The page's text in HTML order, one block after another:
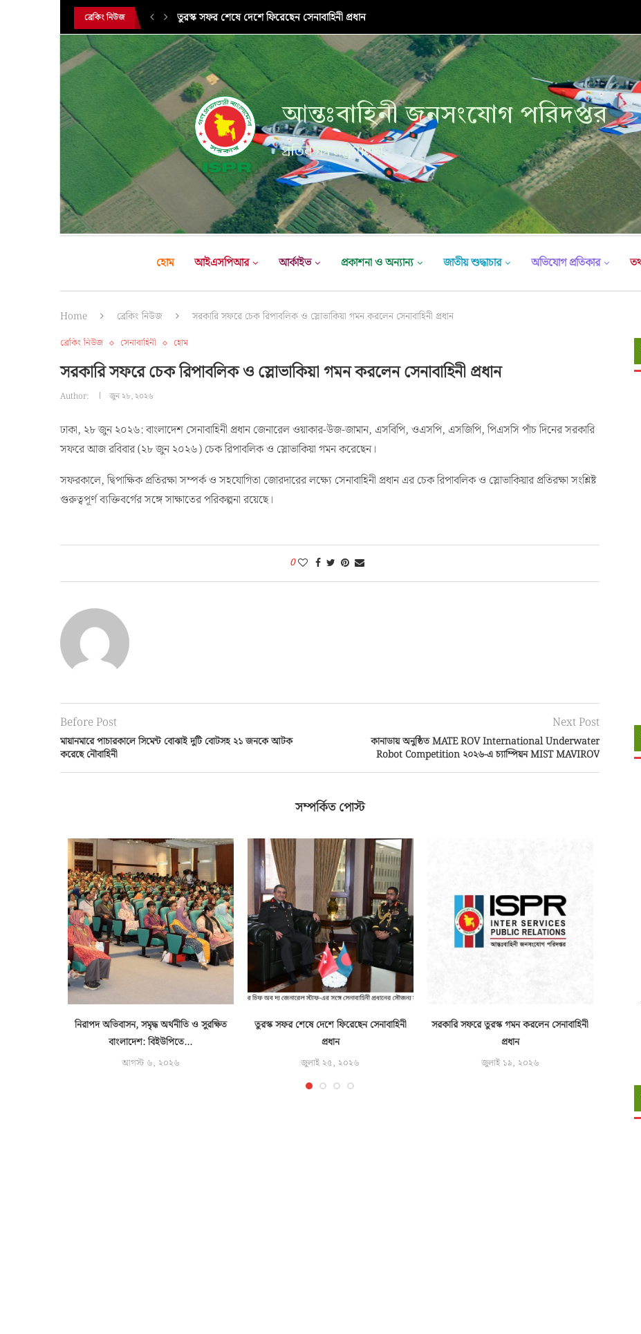
ব্রেকিং নিউজ তুরস্ক সফর শেষে দেশে ফিরেছেন সেনাবাহিনী প্রধান
আন্তঃবাহিনী জনসংযোগ পরিদপ্তর
প্রতিরক্ষা মন্ত্রণালয়
হোম আইএসপিআর আর্কাইভ প্রকাশনা ও অন্যান্য জাতীয় শুদ্ধাচার অভিযোগ প্রতিকার
Home ব্রেকিং নিউজ সরকারি সফরে চেক রিপাবলিক ও স্লোভাকিয়া গমন করলেন সেনাবাহিনী প্রধান
ব্রেকিং নিউজ সেনাবাহিনী হোম
সরকারি সফরে চেক রিপাবলিক ও স্লোভাকিয়া গমন করলেন সেনাবাহিনী প্রধান
Author: জুন ২৮, ২০২৬
ঢাকা, ২৮ জুন ২০২৬: বাংলাদেশ সেনাবাহিনী প্রধান জেনারেল ওয়াকার-উজ-জামান, এসবিপি, ওএসপি, এসজিপি, পিএসসি পাঁচ দিনের সরকারি
সফরে আজ রবিবার (২৮ জুন ২০২৬) চেক রিপাবলিক ও স্লোভাকিয়া গমন করেছেন।
সফরকালে, দ্বিপাক্ষিক প্রতিরক্ষা সম্পর্ক ও সহযোগিতা জোরদারের লক্ষ্যে সেনাবাহিনী প্রধান এর চেক রিপাবলিক ও স্লোভাকিয়ার প্রতিরক্ষা সংশ্লিষ্ট
গুরুত্বপূর্ণ ব্যক্তিবর্গের সঙ্গে সাক্ষাতের পরিকল্পনা রয়েছে।
0
Before Post
মায়ানমারে পাচারকালে সিমেন্ট বোঝাই দুটি বোটসহ ২১ জনকে আটক
করেছে নৌবাহিনী
Next Post
কানাডায় অনুষ্ঠিত MATE ROV International Underwater
Robot Competition ২০২৬-এ চ্যাম্পিয়ন MIST MAVIROV
সম্পর্কিত পোস্ট
নিরাপদ অভিবাসন, সমৃদ্ধ অর্থনীতি ও সুরক্ষিত
বাংলাদেশ: বিইউপিতে...
আগস্ট ৬, ২০২৬
তুরস্ক সফর শেষে দেশে ফিরেছেন সেনাবাহিনী
প্রধান
জুলাই ২৫, ২০২৬
সরকারি সফরে তুরস্ক গমন করলেন সেনাবাহিনী
প্রধান
জুলাই ১৯, ২০২৬